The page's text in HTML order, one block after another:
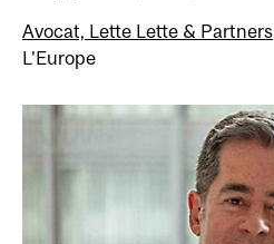
Avocat, Lette Lette & Partners
L'Europe